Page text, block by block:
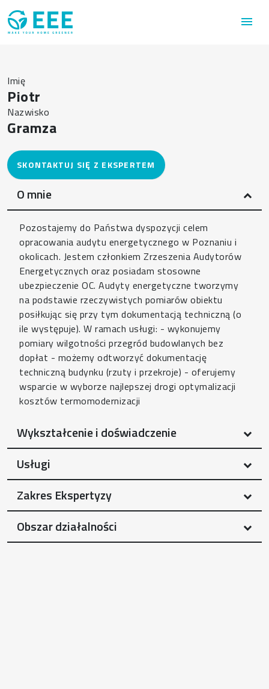
Przejdź do treści
menu
Imię
Piotr
Nazwisko
Gramza
O mnie
Pozostajemy do Państwa dyspozycji celem
opracowania audytu energetycznego w Poznaniu i
okolicach. Jestem członkiem Zrzeszenia Audytorów
Energetycznych oraz posiadam stosowne
ubezpieczenie OC. Audyty energetyczne tworzymy
na podstawie rzeczywistych pomiarów obiektu
posiłkując się przy tym dokumentacją techniczną (o
ile występuje). W ramach usługi: - wykonujemy
pomiary wilgotności przegród budowlanych bez
dopłat - możemy odtworzyć dokumentację
techniczną budynku (rzuty i przekroje) - oferujemy
wsparcie w wyborze najlepszej drogi optymalizacji
kosztów termomodernizacji
Wykształcenie i doświadczenie
Usługi
Zakres Ekspertyzy
Obszar działalności